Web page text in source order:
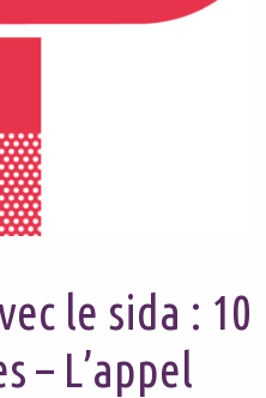
le sida : 10
– L’appel